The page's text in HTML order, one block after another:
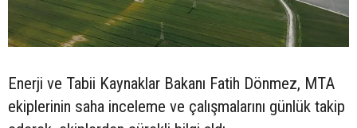
Enerji ve Tabii Kaynaklar Bakanı Fatih Dönmez, MTA
ekiplerinin saha inceleme ve çalışmalarını günlük takip